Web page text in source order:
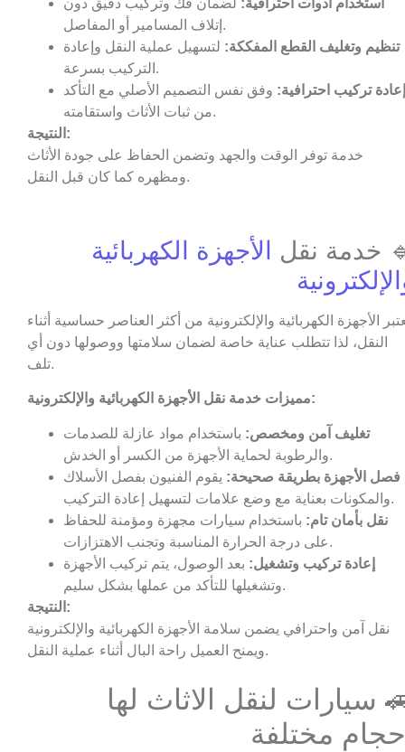
استخدام أدوات احترافية: لضمان فك وتركيب دقيق دون
إتلاف المسامير أو المفاصل.
تنظيم وتغليف القطع المفككة: لتسهيل عملية النقل وإعادة
التركيب بسرعة.
إعادة تركيب احترافية: وفق نفس التصميم الأصلي مع التأكد
من ثبات الأثاث واستقامته.
النتيجة:
خدمة توفر الوقت والجهد وتضمن الحفاظ على جودة الأثاث
ومظهره كما كان قبل النقل.
خدمة نقل
الأجهزة الكهربائية
الأجهزة الكهربائية والإلكترونية من أكثر العناصر حساسية أثناء
النقل، لذا تتطلب عناية خاصة لضمان سلامتها ووصولها دون أي
تلف.
مميزات خدمة نقل الأجهزة الكهربائية والإلكترونية:
تغليف آمن ومخصص: باستخدام مواد عازلة للصدمات
والرطوبة لحماية الأجهزة من الكسر أو الخدش.
فصل الأجهزة بطريقة صحيحة: يقوم الفنيون بفصل الأسلاك
والمكونات بعناية مع وضع علامات لتسهيل إعادة التركيب.
نقل بأمان تام: باستخدام سيارات مجهزة ومؤمنة للحفاظ
على درجة الحرارة المناسبة وتجنب الاهتزازات.
إعادة تركيب وتشغيل: بعد الوصول، يتم تركيب الأجهزة
وتشغيلها للتأكد من عملها بشكل سليم.
النتيجة:
نقل آمن واحترافي يضمن سلامة الأجهزة الكهربائية والإلكترونية
ويمنح العميل راحة البال أثناء عملية النقل.
سيارات لنقل الاثاث لها
مختلفة